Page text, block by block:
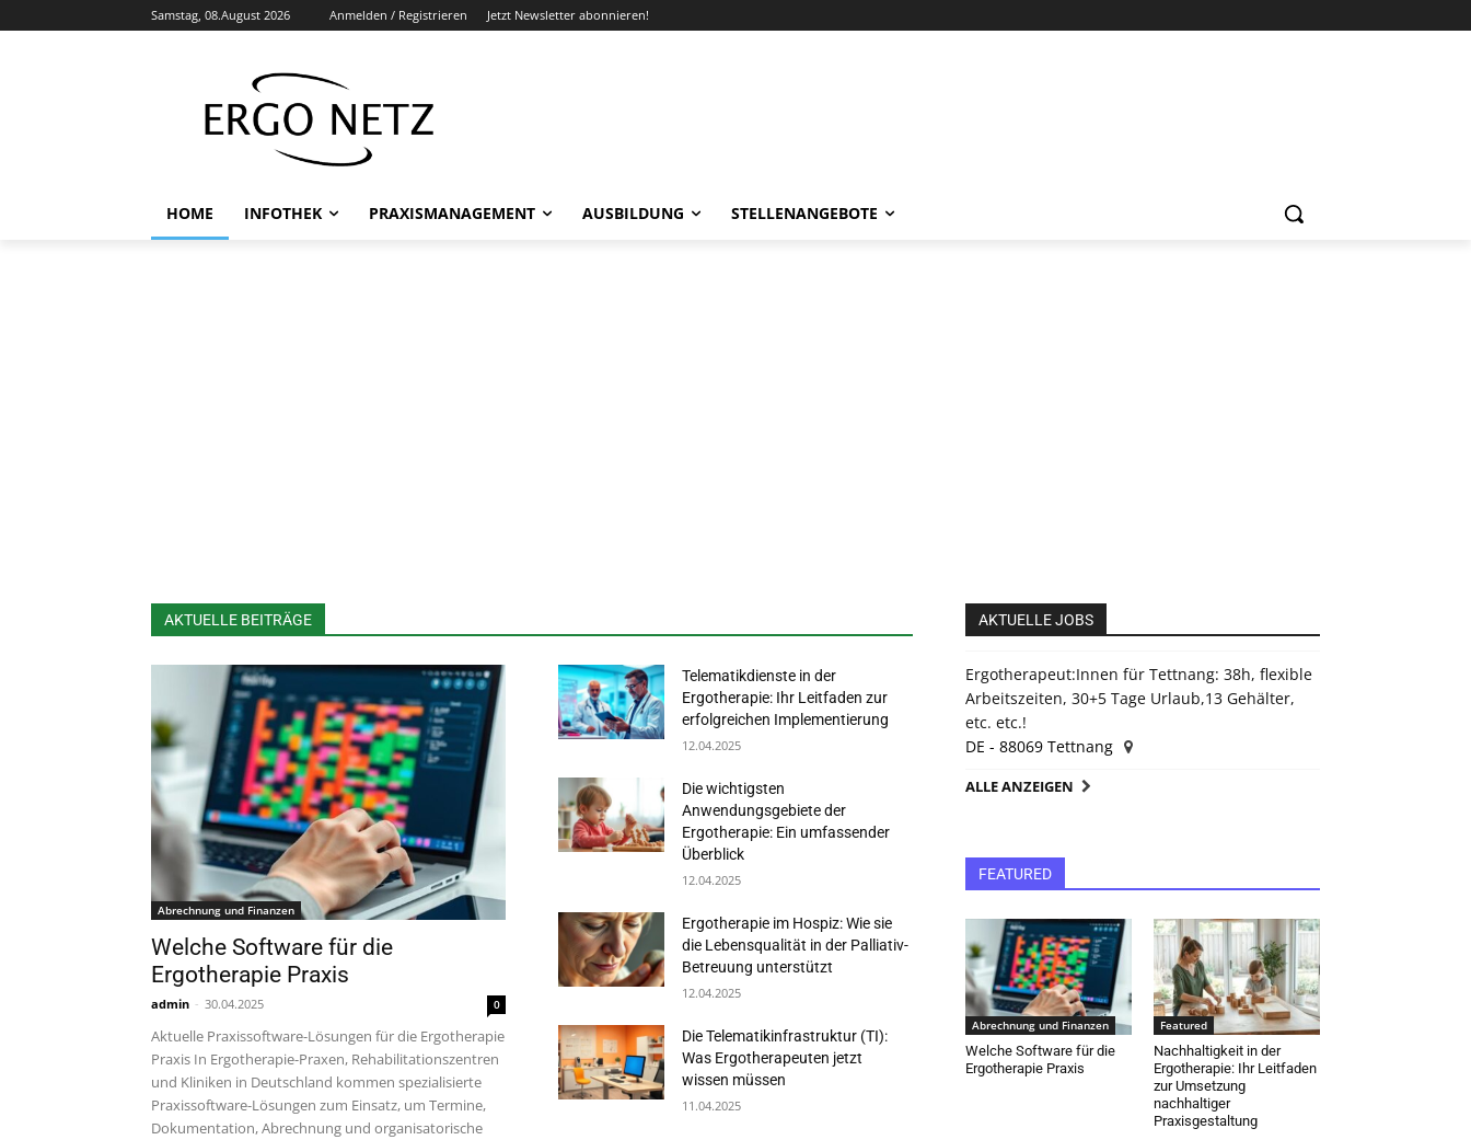
Samstag, 08.August 2026 Anmelden / Registrieren Jetzt Newsletter abonnieren!
HOME INFOTHEK PRAXISMANAGEMENT AUSBILDUNG STELLENANGEBOTE
AKTUELLE BEITRÄGE
Abrechnung und Finanzen
Welche Software für die
Ergotherapie Praxis
admin - 30.04.2025 0
Aktuelle Praxissoftware-Lösungen für die Ergotherapie
Praxis In Ergotherapie-Praxen, Rehabilitationszentren
und Kliniken in Deutschland kommen spezialisierte
Praxissoftware-Lösungen zum Einsatz, um Termine,
Dokumentation, Abrechnung und organisatorische
Telematikdienste in der
Ergotherapie: Ihr Leitfaden zur
erfolgreichen Implementierung
12.04.2025
Die wichtigsten
Anwendungsgebiete der
Ergotherapie: Ein umfassender
Überblick
12.04.2025
Ergotherapie im Hospiz: Wie sie
die Lebensqualität in der Palliativ-
Betreuung unterstützt
12.04.2025
Die Telematikinfrastruktur (TI):
Was Ergotherapeuten jetzt
wissen müssen
11.04.2025
AKTUELLE JOBS
Ergotherapeut:Innen für Tettnang: 38h, flexible
Arbeitszeiten, 30+5 Tage Urlaub,13 Gehälter,
etc. etc.!
DE - 88069 Tettnang
ALLE ANZEIGEN
FEATURED
Abrechnung und Finanzen
Welche Software für die
Ergotherapie Praxis
Featured
Nachhaltigkeit in der
Ergotherapie: Ihr Leitfaden
zur Umsetzung
nachhaltiger
Praxisgestaltung